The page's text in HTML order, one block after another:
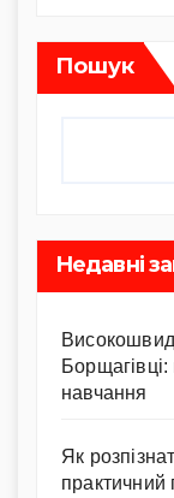
Пошук
Недавні
навчання
Як
практичний